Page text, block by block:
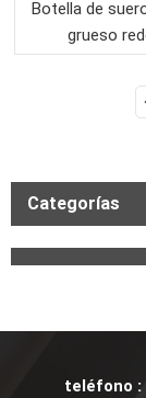
Botella de
grueso
con
Categorías
teléfono :